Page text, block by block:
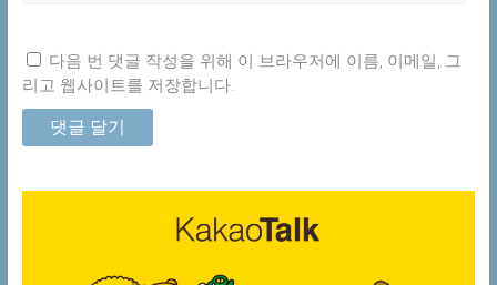
다음 번 댓글 작성을 위해 이 브라우저에 이름, 이메일, 그
리고 웹사이트를 저장합니다.